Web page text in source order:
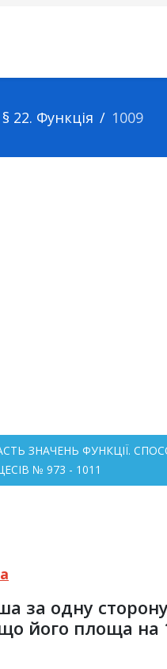
§ 22. Функція 1009
ЗНАЧЕНЬ ФУНКЦІЇ.
№ 973 - 1011
за одну
його площа